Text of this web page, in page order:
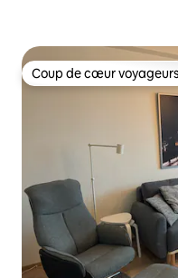
Coup de cœur voyageurs
Coup de cœur voyageurs